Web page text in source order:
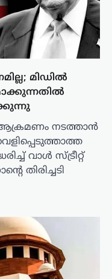
മിഡിൽ
നടത്താൻ
വാൾ സ്ട്രീറ്റ്
തിരിച്ചടി